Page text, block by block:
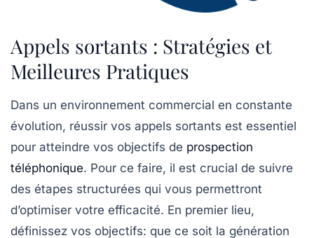
Appels sortants : Stratégies et
Meilleures Pratiques
Dans un environnement commercial en constante
évolution, réussir vos appels sortants est essentiel
pour atteindre vos objectifs de prospection
téléphonique. Pour ce faire, il est crucial de suivre
des étapes structurées qui vous permettront
d’optimiser votre efficacité. En premier lieu,
définissez vos objectifs: que ce soit la génération